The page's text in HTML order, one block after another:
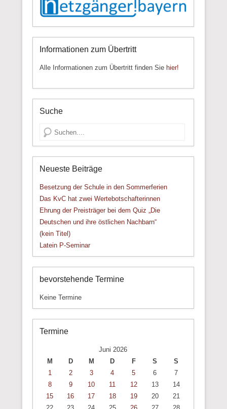
Informationen zum Übertritt
Alle Informationen zum Übertritt finden Sie hier!
Suche
Suche
Neueste Beiträge
Besetzung der Schule in den Sommerferien
Das KvC hat zwei Wertebotschafterinnen
Ehrung der Preisträger bei dem Quiz „Die
Deutschen und ihre östlichen Nachbarn“
(kein Titel)
Latein P-Seminar
bevorstehende Termine
Keine Termine
Termine
Juni 2026
M
D M D F S
S
1
2 3 4 5 6
7
8
9 10 11 12 13
14
15
16 17 18 19 20
21